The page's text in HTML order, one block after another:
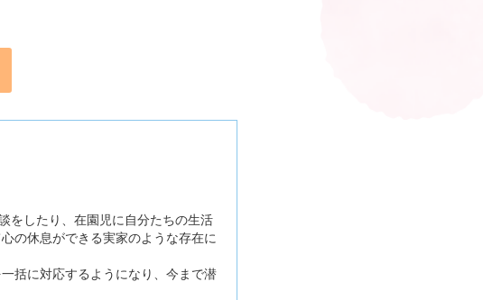
をしたり、在園児に自分たちの生活
の休息ができる実家のような存在に
括に対応するようになり、今まで潜